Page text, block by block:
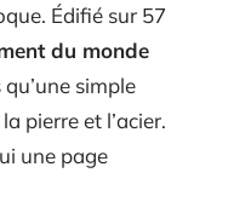
Édifié sur 57
du monde
simple
pierre et l’acier.
une page